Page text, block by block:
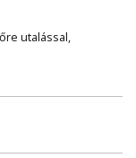
utalással,